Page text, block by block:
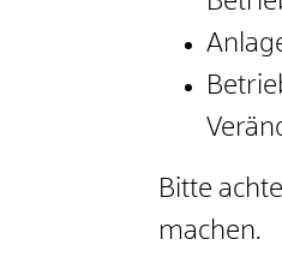
Bitte
machen.